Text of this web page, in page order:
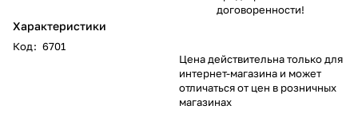
Характеристики
Код: 6701
договоренности!
Цена действительна только для
интернет-магазина и может
отличаться от цен в розничных
магазинах